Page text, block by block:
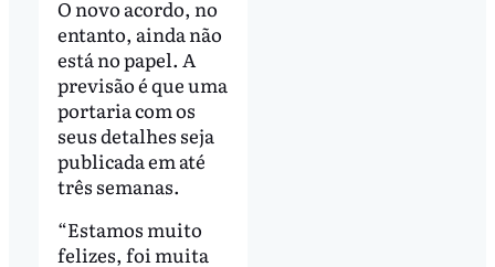
O novo acordo, no
entanto, ainda não
está no papel. A
previsão é que uma
portaria com os
seus detalhes seja
publicada em até
três semanas.
“Estamos muito
felizes, foi muita